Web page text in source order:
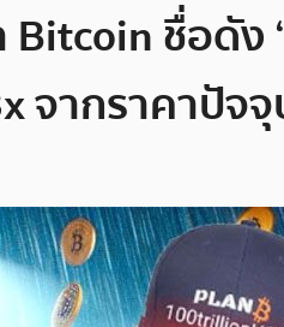
Bitcoin ชื่อดั
จากราคาปัจ